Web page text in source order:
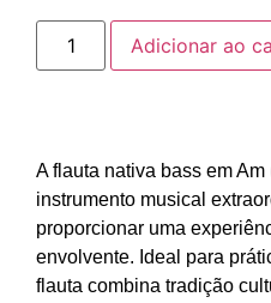
Adicionar ao
A flauta nativa bass em
instrumento musical
proporcionar uma
envolvente. Ideal para
flauta combina tradição